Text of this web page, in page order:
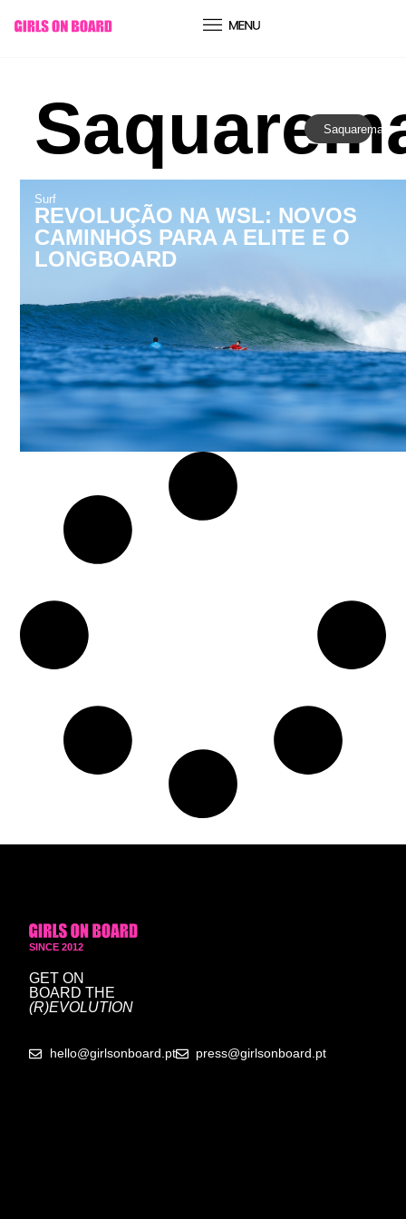
conteúdo
Saquarema
Surf
REVOLUÇÃO NA WSL: NOVOS
CAMINHOS PARA A ELITE E O
LONGBOARD
SINCE 2012
GET ON
BOARD THE
(R)EVOLUTION
hello@girlsonboard.pt press@girlsonboard.pt